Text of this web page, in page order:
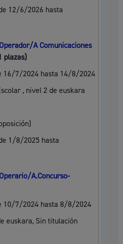
12/6/2026 hasta
A Comunicaciones
plazas)
16/7/2024 hasta 14/8/2024
, nivel 2 de euskara
1/8/2025 hasta
A.Concurso-
10/7/2024 hasta 8/8/2024
euskara, Sin titulación